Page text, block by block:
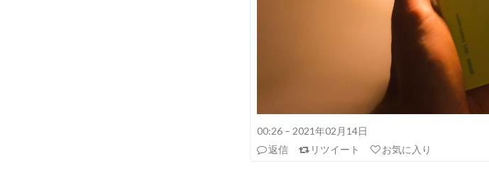
00:26 – 2021年02月14日
返信
リツイート お気に入り